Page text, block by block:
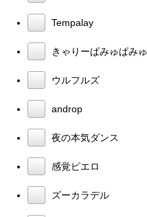
Tempalay
きゃりーぱみゅぱみゅ
ウルフルズ
androp
夜の本気ダンス
感覚ピエロ
ズーカラデル